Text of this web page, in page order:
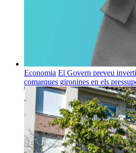
Economia El Govern preveu
comarques gironines en els